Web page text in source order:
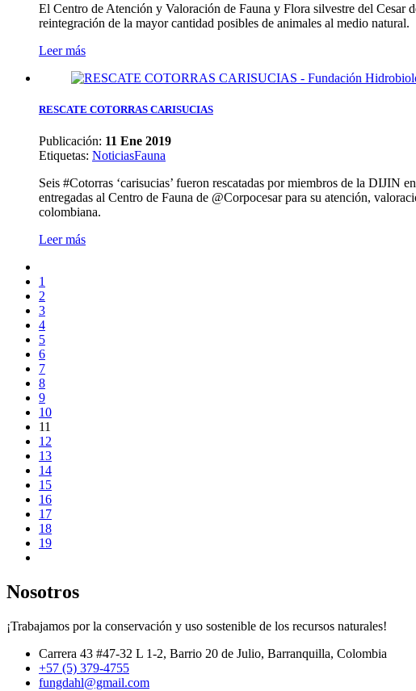
El Centro de Atención y Valoración de Fauna y Flora silvestre del Cesar
reintegración de la mayor cantidad posibles de animales al medio natural.
Leer más
RESCATE COTORRAS CARISUCIAS
Publicación: 11 Ene 2019
Etiquetas: NoticiasFauna
Seis #Cotorras ‘carisucias’ fueron rescatadas por miembros de la DIJIN
entregadas al Centro de Fauna de @Corpocesar para su atención,
colombiana.
Leer más
1
2
3
4
5
6
7
8
9
10
11
12
13
14
15
16
17
18
19
Nosotros
¡Trabajamos por la conservación y uso sostenible de los recursos naturales!
Carrera 43 #47-32 L 1-2, Barrio 20 de Julio, Barranquilla, Colombia
+57 (5) 379-4755
fungdahl@gmail.com